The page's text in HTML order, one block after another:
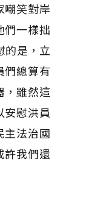
嘲笑對岸
們一樣拙
的是，立
們總算有
，雖然這
安慰洪員
主法治國
許我們還